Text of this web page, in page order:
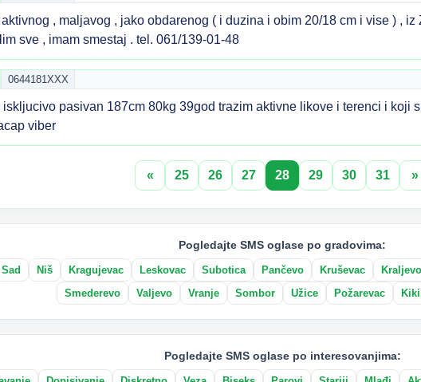
, maljavog , jako obdarenog ( i duzina i obim 20/18 cm i vise ) ,
sve , imam smestaj . tel. 061/139-01-48
0644181XXX
pasivan 187cm 80kg 39god trazim aktivne likove i terenci i koji
viber
« 25 26 27 28 29 30 31 »
Pogledajte SMS oglase po gradovima:
Niš Kragujevac Leskovac Subotica Pančevo Kruševac Kraljevo
Smederevo
Valjevo Vranje Sombor Užice Požarevac
Pogledajte SMS oglase po interesovanjima: